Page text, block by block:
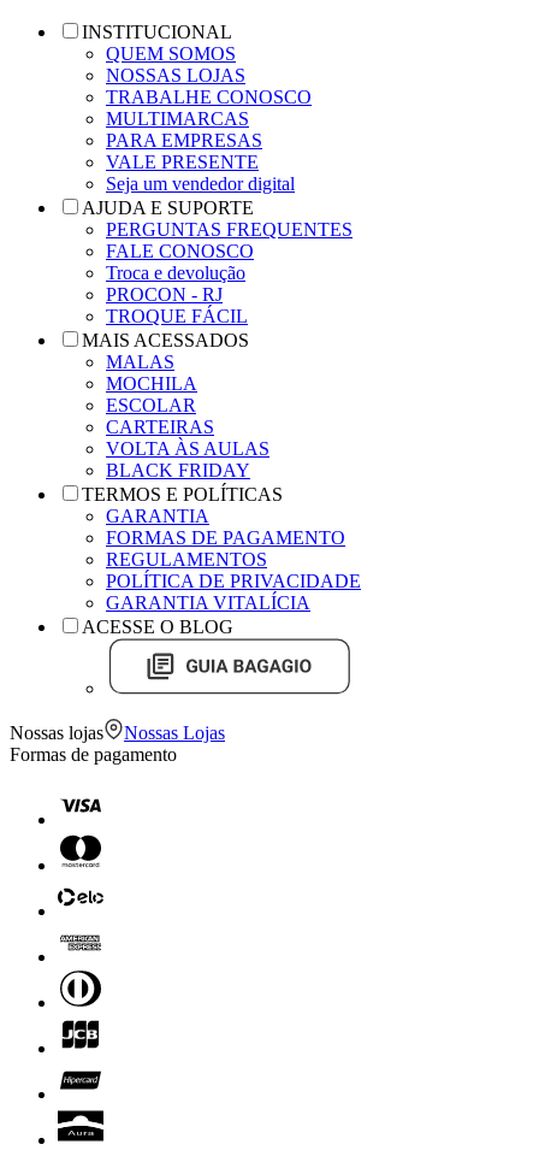
INSTITUCIONAL
QUEM SOMOS
NOSSAS LOJAS
TRABALHE CONOSCO
MULTIMARCAS
PARA EMPRESAS
VALE PRESENTE
Seja um vendedor digital
AJUDA E SUPORTE
PERGUNTAS FREQUENTES
FALE CONOSCO
Troca e devolução
PROCON - RJ
TROQUE FÁCIL
MAIS ACESSADOS
MALAS
MOCHILA
ESCOLAR
CARTEIRAS
VOLTA ÀS AULAS
BLACK FRIDAY
TERMOS E POLÍTICAS
GARANTIA
FORMAS DE PAGAMENTO
REGULAMENTOS
POLÍTICA DE PRIVACIDADE
GARANTIA VITALÍCIA
ACESSE O BLOG
Nossas lojas
Nossas Lojas
Formas de pagamento